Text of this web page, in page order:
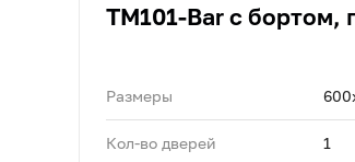
TM101-Bar с бортом,
Размеры
Кол-во дверей 1